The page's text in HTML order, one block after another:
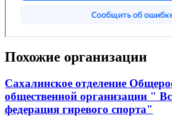
Похожие организации
Сахалинское отделение
общественной организации "
федерация гиревого спорта"